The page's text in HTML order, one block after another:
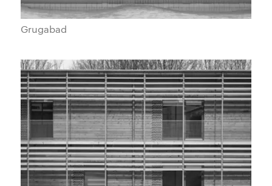
Grugabad